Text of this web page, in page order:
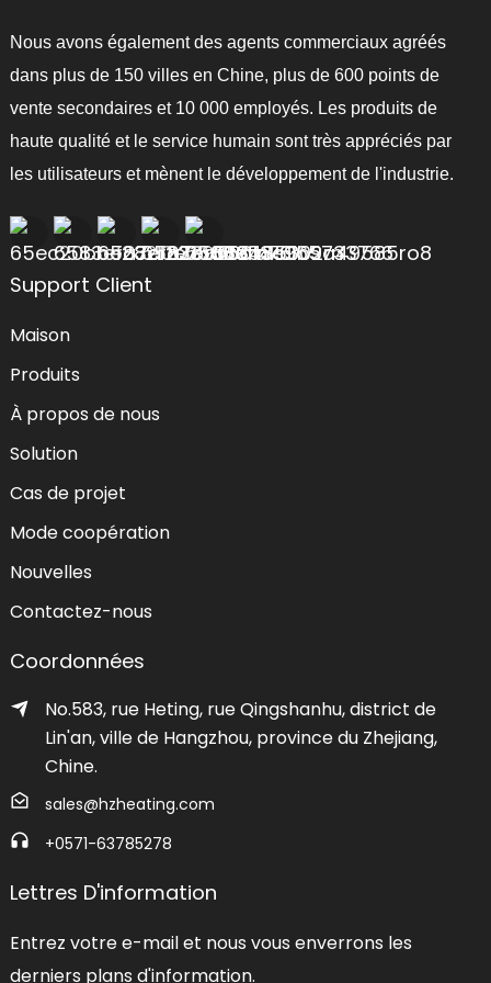
Nous avons également des agents commerciaux agréés
dans plus de 150 villes en Chine, plus de 600 points de
vente secondaires et 10 000 employés. Les produits de
haute qualité et le service humain sont très appréciés par
les utilisateurs et mènent le développement de l'industrie.
Support Client
Maison
Produits
À propos de nous
Solution
Cas de projet
Mode coopération
Nouvelles
Contactez-nous
Coordonnées
No.583, rue Heting, rue Qingshanhu, district de
Lin'an, ville de Hangzhou, province du Zhejiang,
Chine.
sales@hzheating.com
+0571-63785278
Lettres D'information
Entrez votre e-mail et nous vous enverrons les
derniers plans d'information.